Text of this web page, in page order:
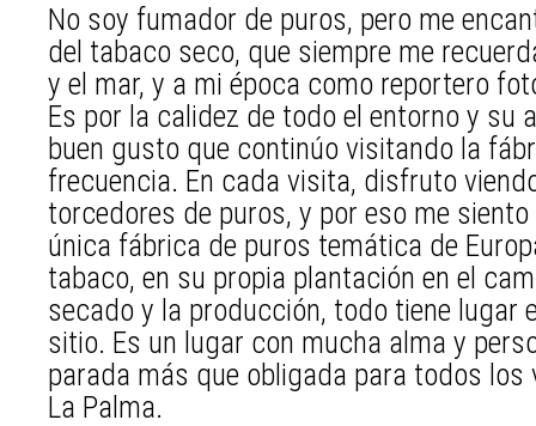
No soy fumador de puros, pero me
del tabaco seco, que siempre me
y el mar, y a mi época como reportero
Es por la calidez de todo el entorno y su
buen gusto que continúo visitando la
frecuencia. En cada visita, disfruto
torcedores de puros, y por eso me
única fábrica de puros temática de
tabaco, en su propia plantación en el
secado y la producción, todo tiene lugar
sitio. Es un lugar con mucha alma y
parada más que obligada para todos
La Palma.